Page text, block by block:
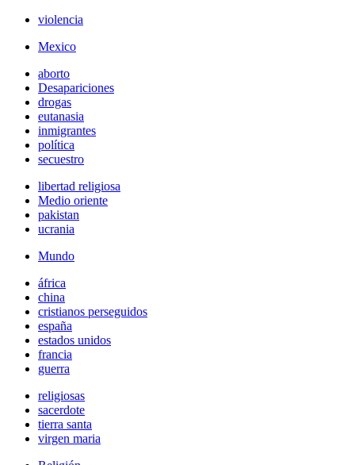
violencia
Mexico
aborto
Desapariciones
drogas
eutanasia
inmigrantes
política
secuestro
libertad religiosa
Medio oriente
pakistan
ucrania
Mundo
áfrica
china
cristianos perseguidos
españa
estados unidos
francia
guerra
religiosas
sacerdote
tierra santa
virgen maria